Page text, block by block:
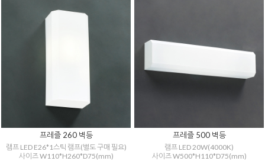
프레즐 260 벽등
램프 LED E26*1스틱 램프(별도 구매 필요)
사이즈 W110*H260*D75(mm)
프레즐 500 벽등
램프 LED 20W(4000K)
사이즈 W500*H110*D75(mm)